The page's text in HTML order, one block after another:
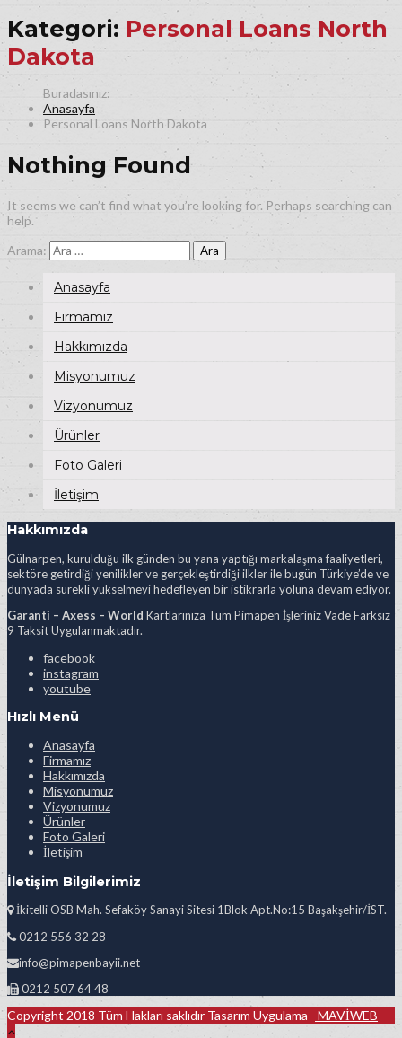
Kategori: Personal Loans North
Dakota
Anasayfa
Personal Loans North Dakota
Nothing Found
It seems we can’t find what you’re looking for. Perhaps searching can
help.
Arama:
Anasayfa
Firmamız
Hakkımızda
Misyonumuz
Vizyonumuz
Ürünler
Foto Galeri
İletişim
Hakkımızda
Gülnarpen, kurulduğu ilk günden bu yana yaptığı markalaşma faaliyetleri,
sektöre getirdiği yenilikler ve gerçekleştirdiği ilkler ile bugün Türkiye’de ve
dünyada sürekli yükselmeyi hedefleyen bir istikrarla yoluna devam ediyor.
Garanti – Axess – World Kartlarınıza Tüm Pimapen İşleriniz Vade Farksız
9 Taksit Uygulanmaktadır.
facebook
instagram
youtube
Hızlı Menü
Anasayfa
Firmamız
Hakkımızda
Misyonumuz
Vizyonumuz
Ürünler
Foto Galeri
İletişim
İletişim Bilgilerimiz
İkitelli OSB Mah. Sefaköy Sanayi Sitesi 1Blok Apt.No:15 Başakşehir/İST.
0212 556 32 28
info@pimapenbayii.net
0212 507 64 48
Copyright 2018 Tüm Hakları saklıdır Tasarım Uygulama - MAVİWEB